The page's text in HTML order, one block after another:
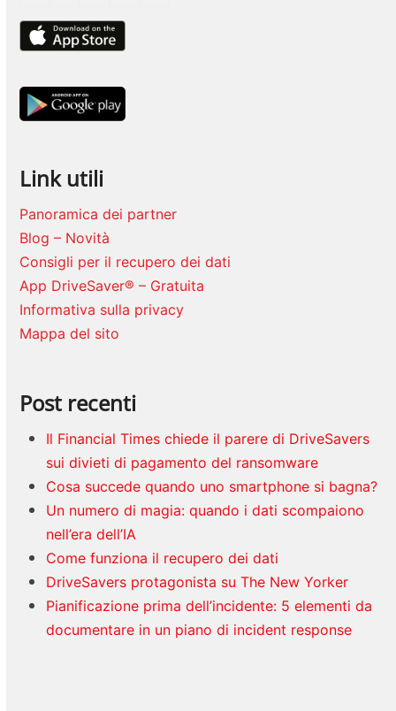
Link utili
Panoramica dei partner
Blog – Novità
Consigli per il recupero dei dati
App DriveSaver® – Gratuita
Informativa sulla privacy
Mappa del sito
Post recenti
Il Financial Times chiede il parere di DriveSavers
sui divieti di pagamento del ransomware
Cosa succede quando uno smartphone si bagna?
Un numero di magia: quando i dati scompaiono
nell’era dell’IA
Come funziona il recupero dei dati
DriveSavers protagonista su The New Yorker
Pianificazione prima dell’incidente: 5 elementi da
documentare in un piano di incident response